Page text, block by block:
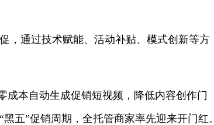
，通过技术赋能、活动补贴、模式创新等方
成本自动生成促销短视频，降低内容创作门
五”促销周期，全托管商家率先迎来开门红。